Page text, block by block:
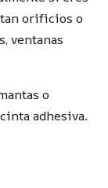
orificios o
ventanas
o
adhesiva.